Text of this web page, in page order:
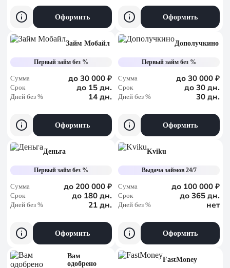
Оформить Оформить
Займ Мобайл
Первый займ без %
Сумма до 30 000 ₽
Срок до 15 дн.
Дней без % 14 дн.
Оформить
Дополучкино
Первый займ без %
Сумма до 30 000 ₽
Срок до 30 дн.
Дней без % 30 дн.
Оформить
Деньга
Первый займ без %
Сумма до 200 000 ₽
Срок до 180 дн.
Дней без % 21 дн.
Оформить
Kviku
Выдача займов 24/7
Сумма до 100 000 ₽
Срок до 365 дн.
Дней без % нет
Оформить
Вам
одобрено
FastMoney